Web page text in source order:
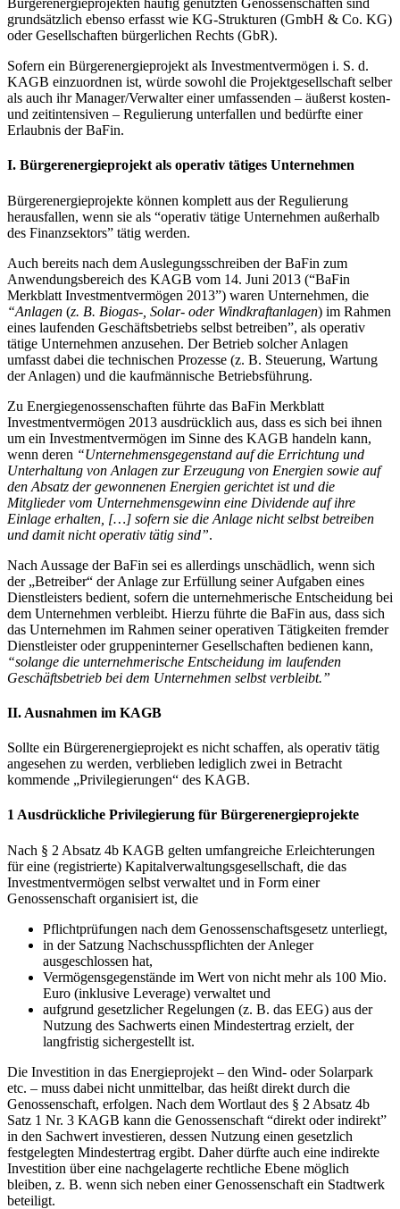
Bürgerenergieprojekten häufig genutzten Genossenschaften sind
grundsätzlich ebenso erfasst wie KG-Strukturen (GmbH & Co. KG)
oder Gesellschaften bürgerlichen Rechts (GbR).
Sofern ein Bürgerenergieprojekt als Investmentvermögen i. S. d.
KAGB einzuordnen ist, würde sowohl die Projektgesellschaft selber
als auch ihr Manager/Verwalter einer umfassenden – äußerst kosten-
und zeitintensiven – Regulierung unterfallen und bedürfte einer
Erlaubnis der BaFin.
I. Bürgerenergieprojekt als operativ tätiges Unternehmen
Bürgerenergieprojekte können komplett aus der Regulierung
herausfallen, wenn sie als “operativ tätige Unternehmen außerhalb
des Finanzsektors” tätig werden.
Auch bereits nach dem Auslegungsschreiben der BaFin zum
Anwendungsbereich des KAGB vom 14. Juni 2013 (“BaFin
Merkblatt Investmentvermögen 2013”) waren Unternehmen, die
“Anlagen (z. B. Biogas-, Solar- oder Windkraftanlagen) im Rahmen
eines laufenden Geschäftsbetriebs selbst betreiben”, als operativ
tätige Unternehmen anzusehen. Der Betrieb solcher Anlagen
umfasst dabei die technischen Prozesse (z. B. Steuerung, Wartung
der Anlagen) und die kaufmännische Betriebsführung.
Zu Energiegenossenschaften führte das BaFin Merkblatt
Investmentvermögen 2013 ausdrücklich aus, dass es sich bei ihnen
um ein Investmentvermögen im Sinne des KAGB handeln kann,
wenn deren “Unternehmensgegenstand auf die Errichtung und
Unterhaltung von Anlagen zur Erzeugung von Energien sowie auf
den Absatz der gewonnenen Energien gerichtet ist und die
Mitglieder vom Unternehmensgewinn eine Dividende auf ihre
Einlage erhalten, […] sofern sie die Anlage nicht selbst betreiben
und damit nicht operativ tätig sind”.
Nach Aussage der BaFin sei es allerdings unschädlich, wenn sich
der „Betreiber“ der Anlage zur Erfüllung seiner Aufgaben eines
Dienstleisters bedient, sofern die unternehmerische Entscheidung bei
dem Unternehmen verbleibt. Hierzu führte die BaFin aus, dass sich
das Unternehmen im Rahmen seiner operativen Tätigkeiten fremder
Dienstleister oder gruppeninterner Gesellschaften bedienen kann,
“solange die unternehmerische Entscheidung im laufenden
Geschäftsbetrieb bei dem Unternehmen selbst verbleibt.”
II. Ausnahmen im KAGB
Sollte ein Bürgerenergieprojekt es nicht schaffen, als operativ tätig
angesehen zu werden, verblieben lediglich zwei in Betracht
kommende „Privilegierungen“ des KAGB.
1 Ausdrückliche Privilegierung für Bürgerenergieprojekte
Nach § 2 Absatz 4b KAGB gelten umfangreiche Erleichterungen
für eine (registrierte) Kapitalverwaltungsgesellschaft, die das
Investmentvermögen selbst verwaltet und in Form einer
Genossenschaft organisiert ist, die
Pflichtprüfungen nach dem Genossenschaftsgesetz unterliegt,
in der Satzung Nachschusspflichten der Anleger
ausgeschlossen hat,
Vermögensgegenstände im Wert von nicht mehr als 100 Mio.
Euro (inklusive Leverage) verwaltet und
aufgrund gesetzlicher Regelungen (z. B. das EEG) aus der
Nutzung des Sachwerts einen Mindestertrag erzielt, der
langfristig sichergestellt ist.
Die Investition in das Energieprojekt – den Wind- oder Solarpark
etc. – muss dabei nicht unmittelbar, das heißt direkt durch die
Genossenschaft, erfolgen. Nach dem Wortlaut des § 2 Absatz 4b
Satz 1 Nr. 3 KAGB kann die Genossenschaft “direkt oder indirekt”
in den Sachwert investieren, dessen Nutzung einen gesetzlich
festgelegten Mindestertrag ergibt. Daher dürfte auch eine indirekte
Investition über eine nachgelagerte rechtliche Ebene möglich
bleiben, z. B. wenn sich neben einer Genossenschaft ein Stadtwerk
beteiligt.